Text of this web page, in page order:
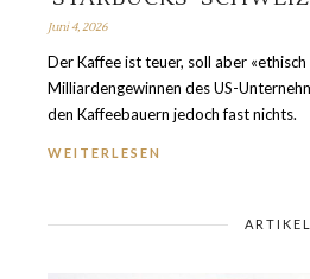
Juni 4, 2026
Der Kaffee ist teuer, soll aber
Milliarden­gewinnen des US-
den Kaffee­bauern jedoch fast nichts.
WEITERLESEN
ARTIKEL